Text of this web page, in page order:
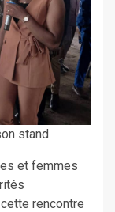
stand
et femmes
rencontre